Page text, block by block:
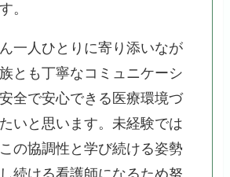
。
一人ひとりに寄り添いなが
とも丁寧なコミュニケーシ
全で安心できる医療環境づ
いと思います。未経験では
の協調性と学び続ける姿勢
続ける看護師になるため努